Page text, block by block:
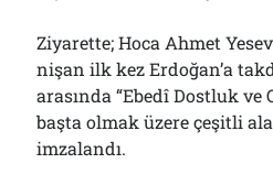
Ziyarette; Hoca Ahmet
nişan ilk kez Erdoğan’a
arasında “Ebedî Dostluk
başta olmak üzere çeşitli
imzalandı.